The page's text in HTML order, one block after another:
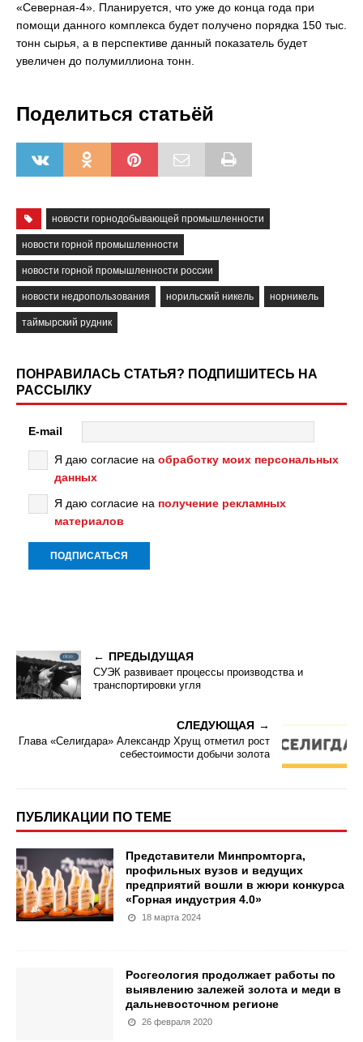
«Северная-4». Планируется, что уже до конца года при
помощи данного комплекса будет получено порядка 150 тыс.
тонн сырья, а в перспективе данный показатель будет
увеличен до полумиллиона тонн.
Поделиться статьёй
новости горнодобывающей промышленности
новости горной промышленности
новости горной промышленности россии
новости недропользования норильский никель норникель
таймырский рудник
ПОНРАВИЛАСЬ СТАТЬЯ? ПОДПИШИТЕСЬ НА
РАССЫЛКУ
E-mail
Я даю согласие на обработку моих персональных
данных
Я даю согласие на получение рекламных
материалов
ПРЕДЫДУЩАЯ
СУЭК развивает процессы производства и
транспортировки угля
СЛЕДУЮЩАЯ
Глава «Селигдара» Александр Хрущ отметил рост
себестоимости добычи золота
ПУБЛИКАЦИИ ПО ТЕМЕ
Представители Минпромторга,
профильных вузов и ведущих
предприятий вошли в жюри конкурса
«Горная индустрия 4.0»
18 марта 2024
Росгеология продолжает работы по
выявлению залежей золота и меди в
дальневосточном регионе
26 февраля 2020